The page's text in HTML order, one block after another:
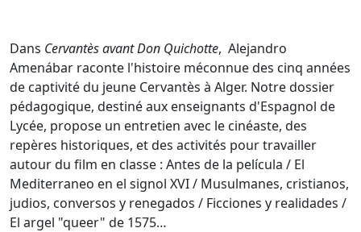
Dans Cervantès avant Don Quichotte, Alejandro
Amenábar raconte l'histoire méconnue des cinq années
de captivité du jeune Cervantès à Alger. Notre dossier
pédagogique, destiné aux enseignants d'Espagnol de
Lycée, propose un entretien avec le cinéaste, des
repères historiques, et des activités pour travailler
autour du film en classe : Antes de la película / El
Mediterraneo en el signol XVI / Musulmanes, cristianos,
judios, conversos y renegados / Ficciones y realidades /
El argel "queer" de 1575…